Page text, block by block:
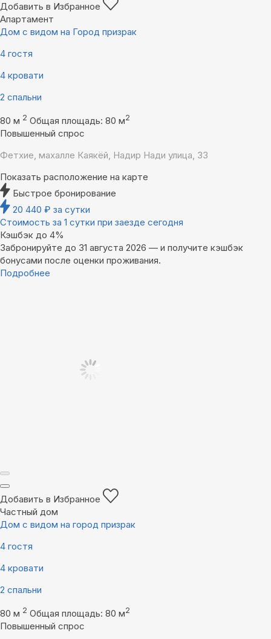
Добавить в Избранное
Апартамент
Дом с видом на Город призрак
4 гостя
4 кровати
2 спальни
80 м 2 Общая площадь: 80 м2
Повышенный спрос
Фетхие, махалле Каякёй, Надир Нади улица, 33
Показать расположение на карте
Быстрое бронирование
20 440 ₽ за сутки
Стоимость за 1 сутки при заезде сегодня
Кэшбэк до 4%
Забронируйте до 31 августа 2026 — и получите кэшбэк
бонусами после оценки проживания.
Подробнее
Добавить в Избранное
Частный дом
Дом с видом на город призрак
4 гостя
4 кровати
2 спальни
80 м 2 Общая площадь: 80 м2
Повышенный спрос